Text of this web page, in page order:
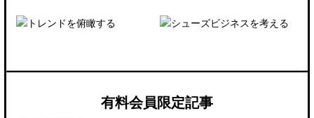
有料会員限定記事